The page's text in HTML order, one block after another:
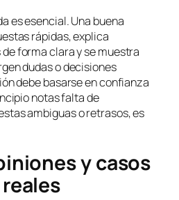
es esencial. Una buena
rápidas, explica
forma clara y se muestra
dudas o decisiones
debe basarse en confianza
notas falta de
ambiguas o retrasos, es
y casos